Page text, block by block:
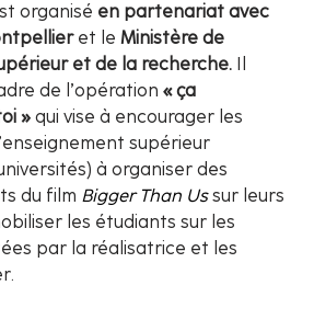
organisé en partenariat avec
et le Ministère de
et de la recherche. Il
de l’opération « ça
» qui vise à encourager les
supérieur
à organiser des
du film Bigger Than Ussur leurs
les étudiants sur les
par la réalisatrice et les